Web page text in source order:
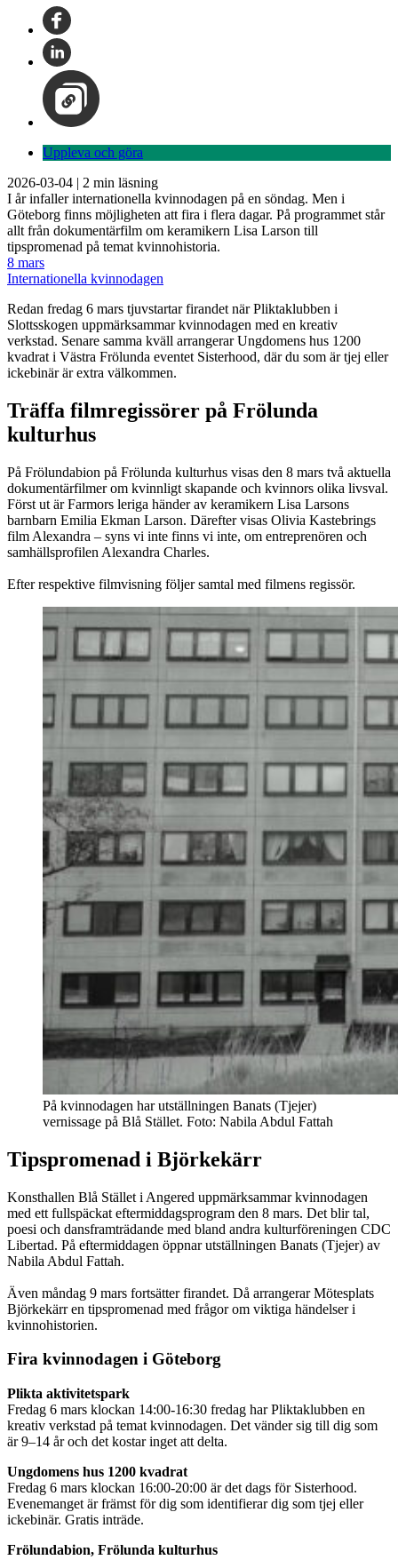
Uppleva och göra
2026-03-04 | 2 min läsning
I år infaller internationella kvinnodagen på en söndag. Men i
Göteborg finns möjligheten att fira i flera dagar. På programmet står
allt från dokumentärfilm om keramikern Lisa Larson till
tipspromenad på temat kvinnohistoria.
8 mars
Internationella kvinnodagen
Redan fredag 6 mars tjuvstartar firandet när Pliktaklubben i
Slottsskogen uppmärksammar kvinnodagen med en kreativ
verkstad. Senare samma kväll arrangerar Ungdomens hus 1200
kvadrat i Västra Frölunda eventet Sisterhood, där du som är tjej eller
ickebinär är extra välkommen.
Träffa filmregissörer på Frölunda
kulturhus
På Frölundabion på Frölunda kulturhus visas den 8 mars två aktuella
dokumentärfilmer om kvinnligt skapande och kvinnors olika livsval.
Först ut är Farmors leriga händer av keramikern Lisa Larsons
barnbarn Emilia Ekman Larson. Därefter visas Olivia Kastebrings
film Alexandra – syns vi inte finns vi inte, om entreprenören och
samhällsprofilen Alexandra Charles.
Efter respektive filmvisning följer samtal med filmens regissör.
På kvinnodagen har utställningen Banats (Tjejer)
vernissage på Blå Stället. Foto: Nabila Abdul Fattah
Tipspromenad i Björkekärr
Konsthallen Blå Stället i Angered uppmärksammar kvinnodagen
med ett fullspäckat eftermiddagsprogram den 8 mars. Det blir tal,
poesi och dansframträdande med bland andra kulturföreningen CDC
Libertad. På eftermiddagen öppnar utställningen Banats (Tjejer) av
Nabila Abdul Fattah.
Även måndag 9 mars fortsätter firandet. Då arrangerar Mötesplats
Björkekärr en tipspromenad med frågor om viktiga händelser i
kvinnohistorien.
Fira kvinnodagen i Göteborg
Plikta aktivitetspark
Fredag 6 mars klockan 14:00-16:30 fredag har Pliktaklubben en
kreativ verkstad på temat kvinnodagen. Det vänder sig till dig som
är 9–14 år och det kostar inget att delta.
Ungdomens hus 1200 kvadrat
Fredag 6 mars klockan 16:00-20:00 är det dags för Sisterhood.
Evenemanget är främst för dig som identifierar dig som tjej eller
ickebinär. Gratis inträde.
Frölundabion, Frölunda kulturhus